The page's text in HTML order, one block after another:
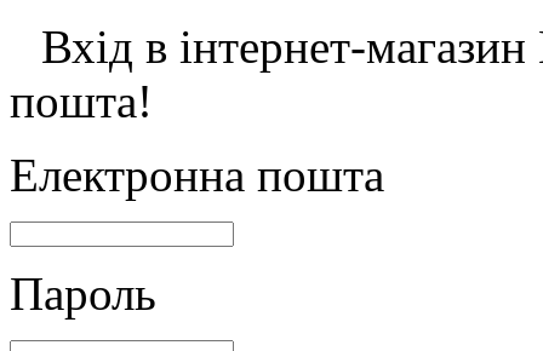
Вхід в інтернет-магазин
пошта!
Електронна пошта
Пароль